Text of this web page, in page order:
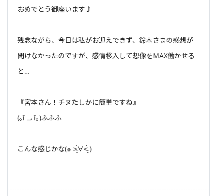
おめでとう御座います♪
残念ながら、今日は私がお迎えできず、鈴木さまの感想が
聞けなかったのですが、感情移入して想像をMAX働かせる
と…
『宮本さん！チヌたしかに簡単ですね』
(｡ĭ ᎕ ĭ｡)ふふふ
こんな感じかな(๑ ˃̵͈́∀˂̵͈̀ )